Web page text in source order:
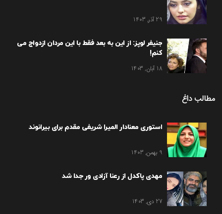
29 آذر, 1403
جنیفر لوپز: از این به بعد فقط با این مردان ازدواج می
کنم!
18 آبان, 1403
مطالب داغ
استوری معنادار المیرا شریفی مقدم برای بیرانوند
9 بهمن, 1403
مهدی پاکدل از رعنا آزادی ور جدا شد
27 دی, 1403